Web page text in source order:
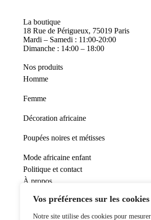
Vos préférences sur les cookies
Notre site utilise des cookies pour
La boutique
18 Rue de Périgueux, 75019 Paris
Mardi – Samedi : 11:00-20:00
Dimanche : 14:00 – 18:00
Nos produits
Homme
Femme
Décoration africaine
Poupées noires et métisses
Mode africaine enfant
Politique et contact
À propos
Conditions générales de ventes